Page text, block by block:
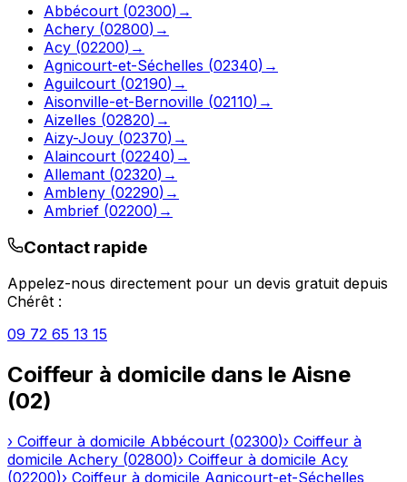
Abbécourt (02300) →
Achery (02800) →
Acy (02200) →
Agnicourt-et-Séchelles (02340) →
Aguilcourt (02190) →
Aisonville-et-Bernoville (02110) →
Aizelles (02820) →
Aizy-Jouy (02370) →
Alaincourt (02240) →
Allemant (02320) →
Ambleny (02290) →
Ambrief (02200) →
Contact rapide
Appelez-nous directement pour un devis gratuit depuis
Chérêt :
09 72 65 13 15
Coiffeur à domicile dans le Aisne
(02)
› Coiffeur à domicile Abbécourt (02300)› Coiffeur à
domicile Achery (02800)› Coiffeur à domicile Acy
(02200)› Coiffeur à domicile Agnicourt-et-Séchelles